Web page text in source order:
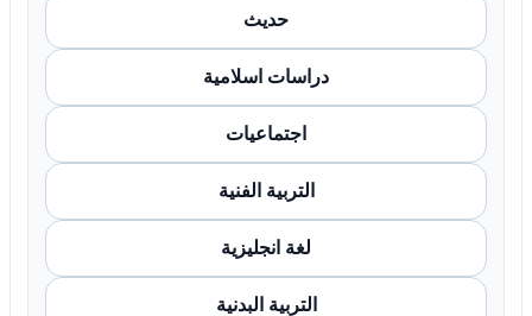
حديث
دراسات اسلامية
اجتماعيات
التربية الفنية
لغة انجليزية
التربية البدنية